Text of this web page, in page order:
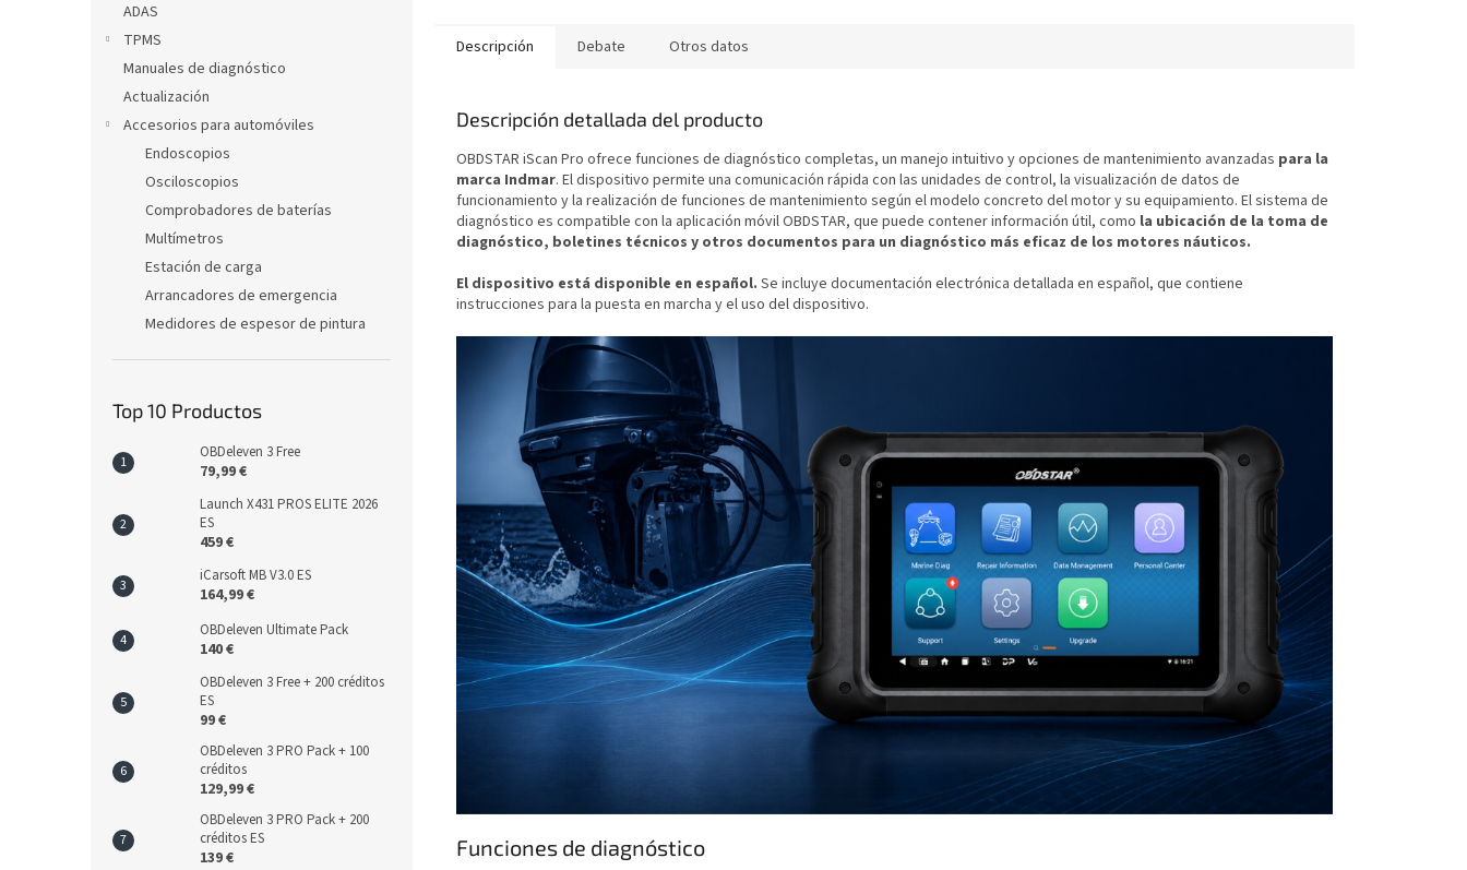
ADAS
TPMS
Manuales de diagnóstico
Actualización
Accesorios para automóviles
Endoscopios
Osciloscopios
Comprobadores de baterías
Multímetros
Estación de carga
Arrancadores de emergencia
Medidores de espesor de pintura
Top 10 Productos
OBDeleven 3 Free
79,99 €
Launch X431 PROS ELITE 2026
ES
459 €
iCarsoft MB V3.0 ES
164,99 €
OBDeleven Ultimate Pack
140 €
OBDeleven 3 Free + 200 créditos
ES
99 €
OBDeleven 3 PRO Pack + 100
créditos
129,99 €
OBDeleven 3 PRO Pack + 200
créditos ES
139 €
Descripción Debate Otros datos
Descripción detallada del producto
OBDSTAR iScan Pro ofrece funciones de diagnóstico completas, un manejo intuitivo y opciones de mantenimiento avanzadas para la
marca Indmar. El dispositivo permite una comunicación rápida con las unidades de control, la visualización de datos de
funcionamiento y la realización de funciones de mantenimiento según el modelo concreto del motor y su equipamiento. El sistema de
diagnóstico es compatible con la aplicación móvil OBDSTAR, que puede contener información útil, como la ubicación de la toma de
diagnóstico, boletines técnicos y otros documentos para un diagnóstico más eficaz de los motores náuticos.
El dispositivo está disponible en español. Se incluye documentación electrónica detallada en español, que contiene
instrucciones para la puesta en marcha y el uso del dispositivo.
Funciones de diagnóstico